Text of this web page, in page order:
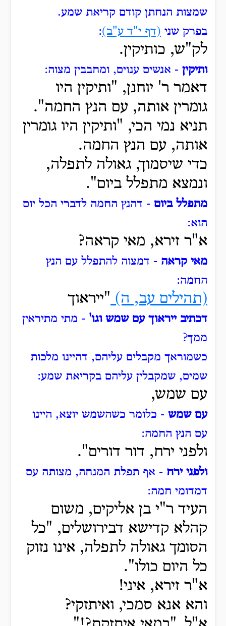
שמצות הנחתן קודם קריאת שמע.
בפרק שני (דף י"ד ע"ב):
לק"ש, כותיקין.
ותיקין - אנשים ענוים, ומחבבין מצוה:
דאמר ר' יוחנן, "ותיקין היו
גומרין אותה, עם הנץ החמה".
תניא נמי הכי, "ותיקין היו גומרין
אותה, עם הנץ החמה.
כדי שיסמוך, גאולה לתפלה,
ונמצא מתפלל ביום".
מתפלל ביום - דהנץ החמה לדברי הכל יום
הוא:
א"ר זירא, מאי קראה?
מאי קראה - דמצוה להתפלל עם הנץ
החמה:
(תהילים עב, ה) "ייראוך
דכתיב ייראוך עם שמש וגו' - מתי מתיראין
ממך?
כשמוראך מקבלים עליהם, דהיינו מלכות
שמים, שמקבלין עליהם בקריאת שמע:
עם שמש,
עם שמש - כלומר כשהשמש יוצא, היינו
עם הנץ החמה:
ולפני ירח, דור דורים".
ולפני ירח - אף תפלת המנחה, מצותה עם
דמדומי חמה:
העיד ר"י בן אליקים, משום
קהלא קדישא דבירושלים, "כל
הסומך גאולה לתפלה, אינו נזוק
כל היום כולו".
א"ר זירא, איני!
והא אנא סמכי, ואיתזקי?